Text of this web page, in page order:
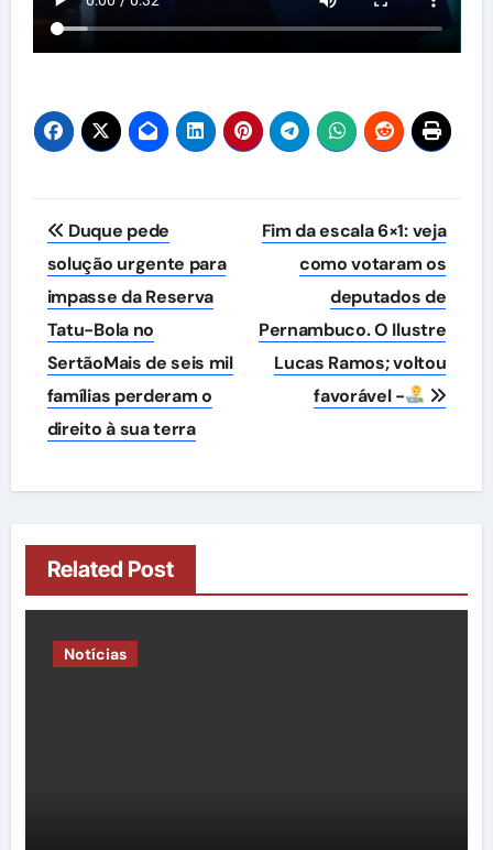
Navegação
de
Post
Duque pede
solução urgente para
impasse da Reserva
Tatu-Bola no
SertãoMais de seis mil
famílias perderam o
direito à sua terra
Fim da escala 6×1: veja
como votaram os
deputados de
Pernambuco. O Ilustre
Lucas Ramos; voltou
favorável -
Related Post
Notícias